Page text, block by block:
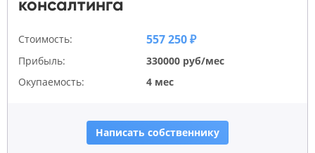
консалтинга
Стоимость: 557 250 ₽
Прибыль:
330000 руб/мес
Окупаемость:
4 мес
Написать собственнику